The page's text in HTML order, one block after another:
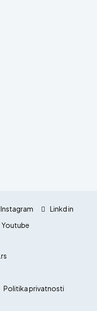
Instagram
Linkd in
Youtube
Politika privatnosti